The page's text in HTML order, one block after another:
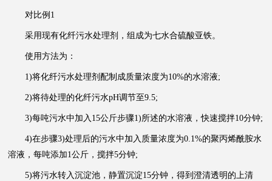
对比例1
采用现有化纤污水处理剂，组成为七水合硫酸亚铁。
使用方法为：
1)将化纤污水处理剂配制成质量浓度为10%的水溶液;
2)将待处理的化纤污水pH调节至9.5;
3)每吨污水中加入15公斤步骤1)所述的水溶液，快速搅拌10分钟;
4)在步骤3)处理后的污水中加入质量浓度为0.1%的聚丙烯酰胺水
溶液，每吨添加1公斤，搅拌5分钟;
5)将污水转入沉淀池，静置沉淀15分钟，得到澄清透明的上清